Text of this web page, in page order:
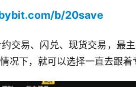
b/20save
交易、闪兑、现货交易，最
况下，就可以选择一直去跟着